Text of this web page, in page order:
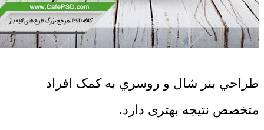
طراحي بنر شال و روسري به کمک افراد
متخصص نتیجه بهتری دارد.